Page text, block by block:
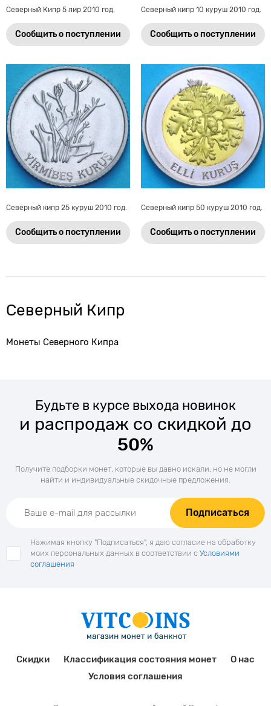
Северный Кипр 5 лир 2010 год.
Сообщить о поступлении
Северный кипр 10 куруш 2010 год.
Сообщить о поступлении
Северный кипр 25 куруш 2010 год.
Сообщить о поступлении
Северный кипр 50 куруш 2010 год.
Сообщить о поступлении
Северный Кипр
Монеты Северного Кипра
Будьте в курсе выхода новинок
и распродаж со скидкой до
50%
Получите подборки монет, которые вы давно искали, но не могли
найти и индивидуальные скидочные предложения.
Подписаться
Нажимая кнопку "Подписаться", я даю согласие на обработку
моих персональных данных в соответствии с Условиями
соглашения
Скидки Классификация состояния монет
О нас
Условия соглашения